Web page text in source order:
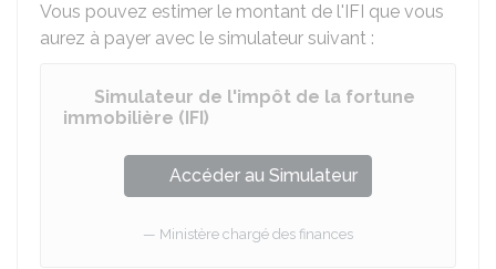
Vous pouvez estimer le montant de l'IFI que vous
aurez à payer avec le simulateur suivant :
Simulateur de l'impôt de la fortune
immobilière (IFI)
Accéder au Simulateur
Ministère chargé des finances